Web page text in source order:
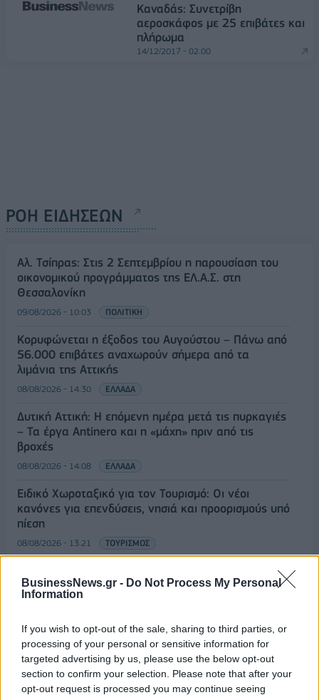
BusinessNews.gr - Do Not Process My Personal
Information
If you wish to opt-out of the sale, sharing to third parties, or
processing of your personal or sensitive information for
targeted advertising by us, please use the below opt-out
section to confirm your selection. Please note that after your
opt-out request is processed you may continue seeing
Καναδάς: Συνετρίβη
αεροσκάφος με 25 επιβάτες και
πλήρωμα
14/12/2017 - 02:00
ΡΟΗ ΕΙΔΗΣΕΩΝ
Αλ. Τσίπρας: Στις 2 Σεπτεμβρίου η παρουσίαση του
οικονομικού προγράμματος της ΕΛ.Α.Σ. στη
Θεσσαλονίκη
09/08/2026 - 10:03 ΠΟΛΙΤΙΚΗ
Κορυφώνεται η έξοδος του Αυγούστου – Πάνω από
56.000 επιβάτες αναχωρούν σήμερα από τα
λιμάνια της Αττικής
08/08/2026 - 14:30 ΕΛΛΑΔΑ
Δυτική Αττική: Η επόμενη ημέρα μετά τις πυρκαγιές
– Τα έργα Antinero και η «μάχη» πριν από τις
βροχές
08/08/2026 - 14:08 ΕΛΛΑΔΑ
Ειδικό Χωροταξικό για τον Τουρισμό: Οι νέοι
κανόνες για επενδύσεις, νησιά και προορισμούς υπό
πίεση
08/08/2026 - 13:21 ΤΟΥΡΙΣΜΟΣ
από τον e-ΕΦΚΑ και τη ΔΥΠΑ έως τις 14 Αυγούστου
Οι Hamilton Reserve Bank και SEE Capital
Hamilton Ltd. συνάπτουν συμφωνία υπηρεσιών
μάρκετινγκ
ΕΠΙΧΕΙΡΗΣΕΙΣ